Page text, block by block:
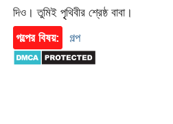
দিও। তুমিই পৃৃথিবীর শ্রেষ্ঠ বাবা।
গল্পের বিষয়:
গল্প